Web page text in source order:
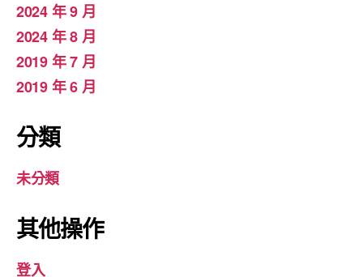
2024 年 9 月
2024 年 8 月
2019 年 7 月
2019 年 6 月
分類
未分類
其他操作
登入